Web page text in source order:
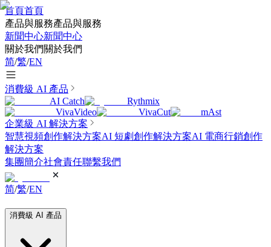
首頁首頁
產品與服務產品與服務
新聞中心新聞中心
關於我們關於我們
简/繁/EN
消費級 AI 產品
AI Catch
Rythmix
VivaVideo
VivaCut
mAst
企業級 AI 解決方案
智慧視頻創作解決方案AI 短劇創作解決方案AI 電商行銷創作
解決方案
集團簡介社會責任聯繫我們
简/繁/EN
消費級 AI 產品